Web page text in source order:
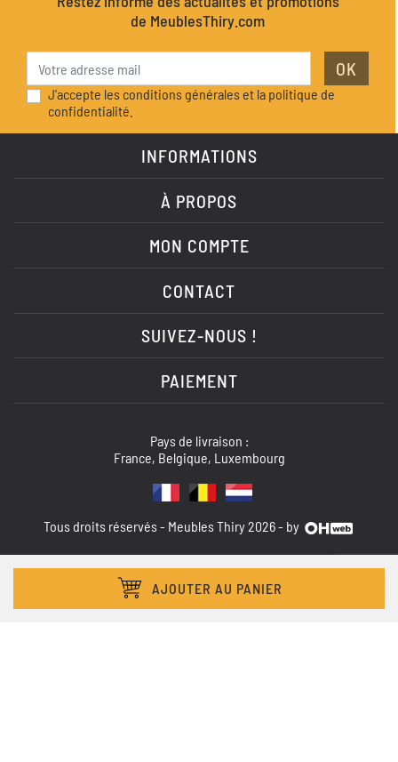
AJOUTER AU PANIER
de MeublesThiry.com
OK
J'accepte les conditions générales et la politique de
confidentialité.
INFORMATIONS
À PROPOS
MON COMPTE
CONTACT
SUIVEZ-NOUS !
PAIEMENT
Pays de livraison :
France, Belgique, Luxembourg
Tous droits réservés - Meubles Thiry 2026 - by